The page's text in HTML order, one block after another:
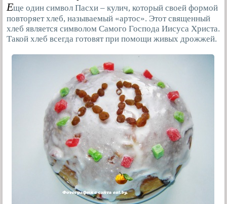
Еще один символ Пасхи – кулич, который своей формой
повторяет хлеб, называемый «артос». Этот священный
хлеб является символом Самого Господа Иисуса Христа.
Такой хлеб всегда готовят при помощи живых дрожжей.